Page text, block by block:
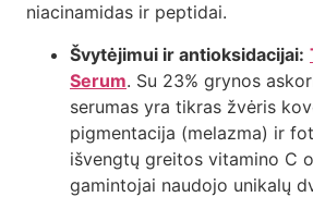
niacinamidas ir peptidai.
Švytėjimui ir antioksidacijai:
Serum. Su 23% grynos
serumas yra tikras žvėris
pigmentacija (melazma) ir
išvengtų greitos vitamino C
gamintojai naudojo unikalų